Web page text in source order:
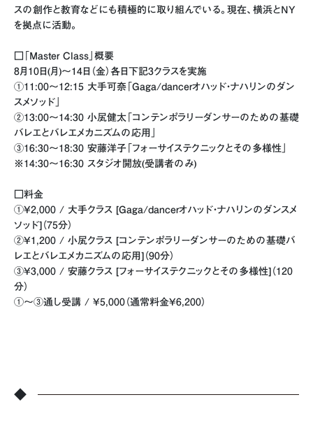
スの創作と教育などにも積極的に取り組んでいる。現在、横浜とNY
を拠点に活動。
□「Master Class」概要
8月10日(月)～14日（金）各日下記3クラスを実施
①11:00〜12:15 大手可奈「Gaga/dancerオハッド・ナハリンのダン
スメソッド」
②13:00〜14:30 小㞍健太「コンテンポラリーダンサーのための基礎
バレエとバレエメカニズムの応用」
③16:30〜18:30 安藤洋子「フォーサイステクニックとその多様性」
※14:30〜16:30 スタジオ開放(受講者のみ)
□料金
①¥2,000 / 大手クラス [Gaga/dancerオハッド・ナハリンのダンスメ
ソッド]（75分）
②¥1,200 / 小㞍クラス [コンテンポラリーダンサーのための基礎バ
レエとバレエメカニズムの応用]（90分）
③¥3,000 / 安藤クラス [フォーサイステクニックとその多様性]（120
分）
①～③通し受講 / ¥5,000（通常料金¥6,200）
◆